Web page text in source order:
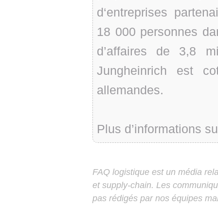
d‘entreprises
18 000 personnes
d’affaires de 3,8
Jungheinrich est
allemandes.
Plus d’informations
FAQ logistique est un média
et supply-chain. Les
pas rédigés par nos équipes